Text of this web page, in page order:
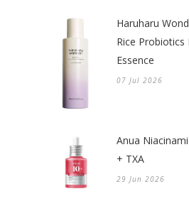
Haruharu
Rice Probiotics
Essence
07 Jul 2026
Anua
+ TXA
29 Jun 2026